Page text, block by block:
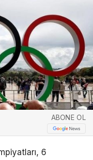
ABONE OL
6